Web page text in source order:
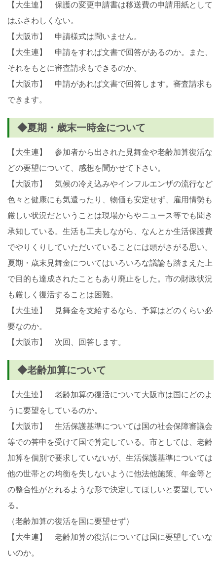
【大生連】 保護の変更申請書は移送費の申請用紙として
はふさわしくない。
【大阪市】 申請様式は問いません。
【大生連】 申請をすれば文書で回答があるのか。また、
それをもとに審査請求もできるのか。
【大阪市】 申請があれば文書で回答します。審査請求も
できます。
◆夏期・歳末一時金について
【大生連】 参加者から出された見舞金や老齢加算復活な
どの要望について、感想を聞かせて下さい。
【大阪市】 気候の冷え込みやインフルエンザの流行など
色々と健康にも気遣ったり、物価も安定せず、雇用情勢も
厳しい状況だということは現場からやニュース等でも聞き
承知している。生活も工夫しながら、なんとか生活保護費
でやりくりしていただいていることには頭がさがる思い。
夏期・歳末見舞金についてはいろいろな議論も踏まえた上
で目的も達成されたこともあり廃止をした。市の財政状況
も厳しく復活することは困難。
【大生連】 見舞金を支給するなら、予算はどのくらい必
要なのか。
【大阪市】 次回、回答します。
◆老齢加算について
【大生連】 老齢加算の復活について大阪市は国にどのよ
うに要望をしているのか。
【大阪市】 生活保護基準については国の社会保障審議会
等での答申を受けて国で算定している。市としては、老齢
加算を個別で要求していないが、生活保護基準については
他の世帯との均衡を失しないように他法他施策、年金等と
の整合性がとれるような形で決定してほしいと要望してい
る。
（老齢加算の復活を国に要望せず）
【大生連】 老齢加算の復活については国に要望していな
いのか。